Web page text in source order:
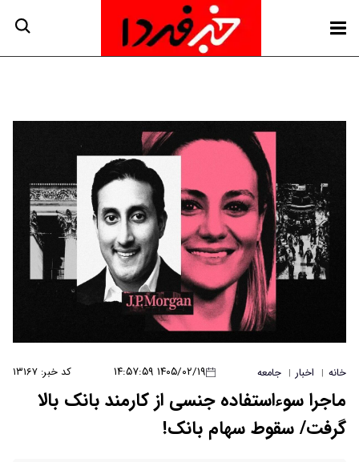
خانه | اخبار | جامعه ۱۴۰۵/۰۲/۱۹ ۱۴:۵۷:۵۹ کد خبر: ۱۳۱۶۷
ماجرا سوءاستفاده جنسی از کارمند بانک بالا
گرفت/ سقوط سهام بانک!